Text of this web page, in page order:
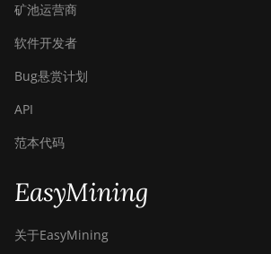
矿池运营商
软件开发者
Bug悬赏计划
API
范本代码
EasyMining
关于EasyMining